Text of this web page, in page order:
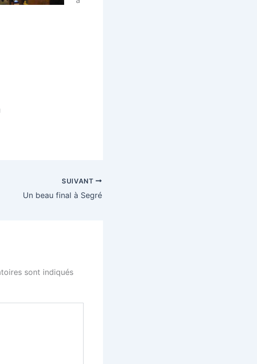
SUIVANT
Un beau final à Segré
sont indiqués